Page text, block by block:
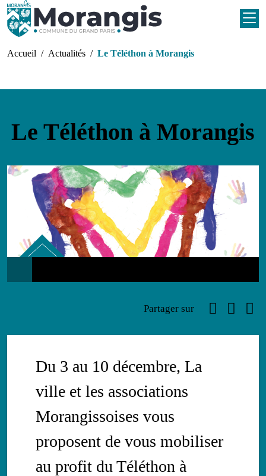
Aller au contenu principal
Fil d'Ariane
Accueil Actualités Le Téléthon à Morangis
Le Téléthon à Morangis
Partager sur
Facebook
Du 3 au 10 décembre, La
ville et les associations
Morangissoises vous
proposent de vous mobiliser
au profit du Téléthon à